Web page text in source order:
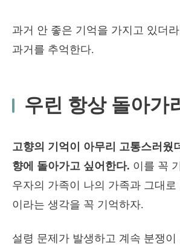
과거 안 좋은 기억을 가지고 있더
과거를 추억한다.
우린 항상 돌아가
고향의 기억이 아무리 고통스러웠
향에 돌아가고 싶어한다. 이를 꼭
우자의 가족이 나의 가족과 그대로
이라는 생각을 꼭 기억하자.
설령 문제가 발생하고 계속 분쟁